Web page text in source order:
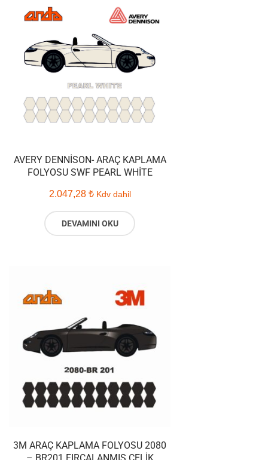
AVERY DENNISON- ARAÇ KAPLAMA
FOLYOSU SWF PEARL WHITE
2.047,28 ₺ Kdv dahil
DEVAMINI OKU
3M ARAÇ KAPLAMA FOLYOSU 2080
– BR201 FIRÇALANMIŞ ÇELIK